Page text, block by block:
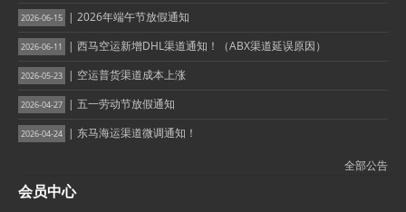
2026-06-15 | 2026年端午节放假通知
2026-06-11 | 西马空运新增DHL渠道通知！（ABX渠道延误原因）
2026-05-23 | 空运普货渠道成本上涨
2026-04-27 | 五一劳动节放假通知
2026-04-24 | 东马海运渠道微调通知！
全部公告
会员中心